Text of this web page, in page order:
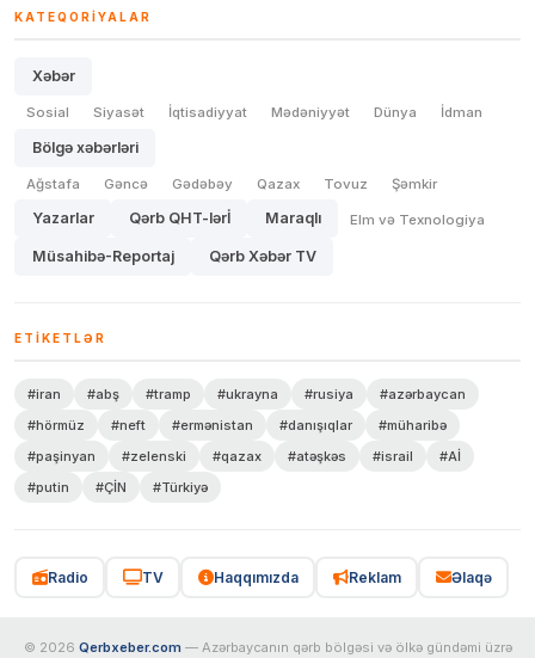
KATEQORIYALAR
Xəbər
Sosial Siyasət İqtisadiyyat Mədəniyyət Dünya İdman
Bölgə xəbərləri
Ağstafa Gəncə Gədəbəy Qazax Tovuz Şəmkir
Yazarlar Qərb QHT-lərİ Maraqlı Elm və Texnologiya
Müsahibə-Reportaj Qərb Xəbər TV
ETIKETLƏR
#iran #abş #tramp #ukrayna #rusiya
#azərbaycan
#hörmüz
#neft #ermənistan #danışıqlar
#müharibə
#paşinyan
#zelenski #qazax #atəşkəs #israil
#Aİ
#putin
#ÇİN #Türkiyə
Radio TV Haqqımızda Reklam Əlaqə
© 2026 Qerbxeber.com — Azərbaycanın qərb bölgəsi və ölkə gündəmi üzrə